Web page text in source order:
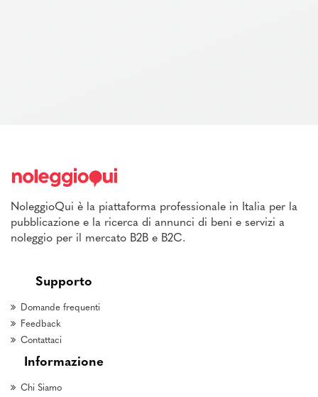
NoleggioQui è la piattaforma professionale in Italia per la
pubblicazione e la ricerca di annunci di beni e servizi a
noleggio per il mercato B2B e B2C.
Supporto
Domande frequenti
Feedback
Contattaci
Informazione
Chi Siamo